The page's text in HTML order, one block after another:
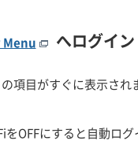
Menu へログイン
項目がすぐに表示され
OFFにすると自動ロ